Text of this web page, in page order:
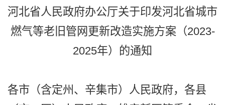
河北省人民政府办公厅关于印发河北省城市
燃气等老旧管网更新改造实施方案（2023-
2025年）的通知
各市（含定州、辛集市）人民政府，各县